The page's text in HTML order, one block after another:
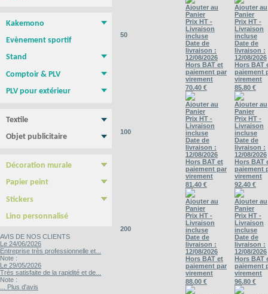
Kakemono
Evènement sportif
Stand
Comptoir & PLV
PLV pour extérieur
Textile
Objet publicitaire
Décoration murale
Papier peint
Stickers
Lino personnalisé
AVIS DE NOS CLIENTS
Le 24/06/2026
Entreprise très professionnelle et...
Note :
Le 29/05/2026
Très satisfaite de la rapidité et de...
Note :
... Plus d'avis
50
Ajouter au
Panier
Prix HT -
Livraison
incluse
Date de
livraison :
12/08/2026
Hors BAT et
paiement par
virement
Ajouter au
Panier
Prix HT -
Livraison
incluse
Date de
livraison :
12/08/2026
Hors BAT
paiement
virement
100
70.40 €
Ajouter au
Panier
Prix HT -
Livraison
incluse
Date de
livraison :
12/08/2026
Hors BAT et
paiement par
virement
85.80 €
Ajouter au
Panier
Prix HT -
Livraison
incluse
Date de
livraison :
12/08/2026
Hors BAT
paiement
virement
200
81.40 €
Ajouter au
Panier
Prix HT -
Livraison
incluse
Date de
livraison :
12/08/2026
Hors BAT et
paiement par
virement
92.40 €
Ajouter au
Panier
Prix HT -
Livraison
incluse
Date de
livraison :
12/08/2026
Hors BAT
paiement
virement
88.00 € 96.80 €